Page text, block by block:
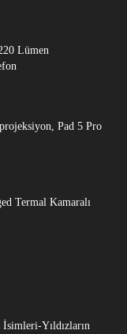
Lümen
Pad 5 Pro
Termal Kamaralı
Yıldızların